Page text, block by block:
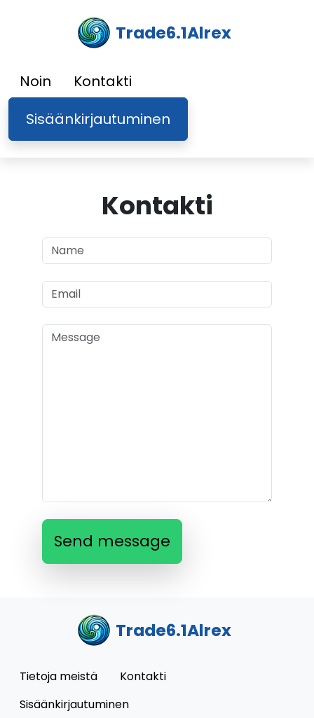
Trade6.1Alrex
Noin
Kontakti
Sisäänkirjautuminen
Kontakti
Send message
Trade6.1Alrex
Tietoja meistä
Kontakti
Sisäänkirjautuminen